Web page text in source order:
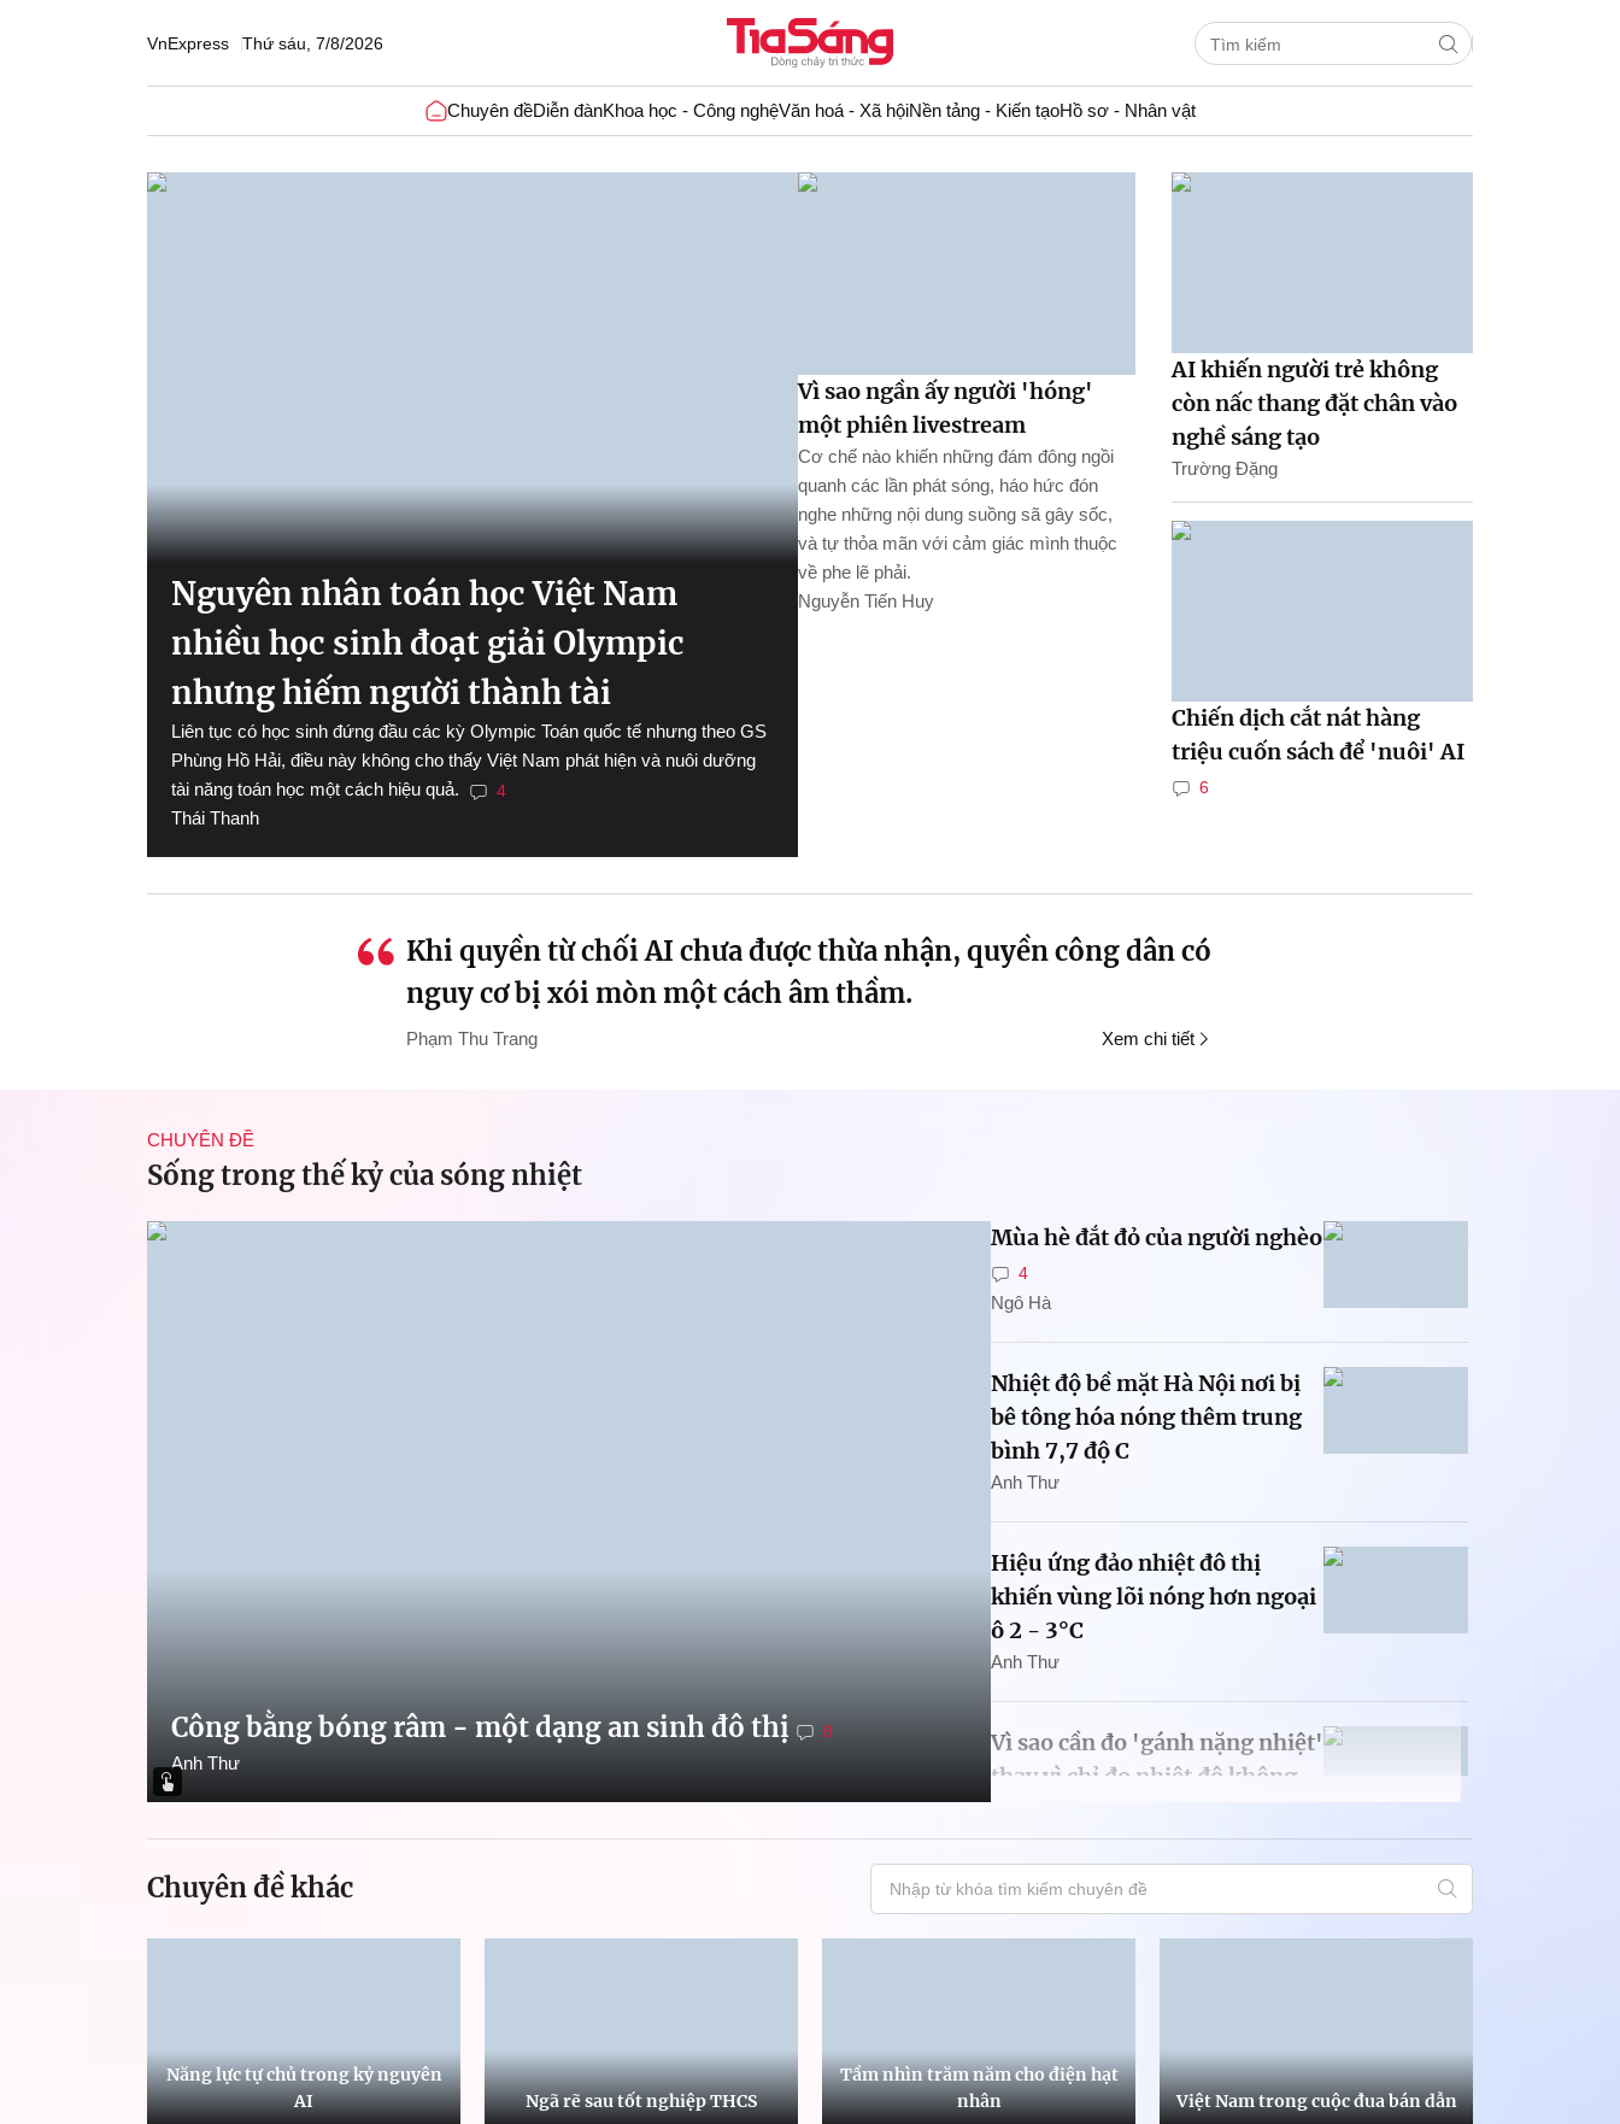
VnExpress Thứ sáu, 7/8/2026
Chuyên đềDiễn đànKhoa học - Công nghệVăn hoá - Xã hộiNền tảng - Kiến tạoHồ sơ - Nhân vật
Nguyên nhân toán học Việt Nam
nhiều học sinh đoạt giải Olympic
nhưng hiếm người thành tài
Liên tục có học sinh đứng đầu các kỳ Olympic Toán quốc tế nhưng theo GS
Phùng Hồ Hải, điều này không cho thấy Việt Nam phát hiện và nuôi dưỡng
tài năng toán học một cách hiệu quả.
4
Thái Thanh
Vì sao ngần ấy người 'hóng'
một phiên livestream
Cơ chế nào khiến những đám đông ngồi
quanh các lần phát sóng, háo hức đón
nghe những nội dung suồng sã gây sốc,
và tự thỏa mãn với cảm giác mình thuộc
về phe lẽ phải.
Nguyễn Tiến Huy
AI khiến người trẻ không
còn nấc thang đặt chân vào
nghề sáng tạo
Trường Đặng
Chiến dịch cắt nát hàng
triệu cuốn sách để 'nuôi' AI
6
Khi quyền từ chối AI chưa được thừa nhận, quyền công dân có
nguy cơ bị xói mòn một cách âm thầm.
Phạm Thu Trang Xem chi tiết
CHUYÊN ĐỀ
Sống trong thế kỷ của sóng nhiệt
Công bằng bóng râm - một dạng an sinh đô thị 8
Anh Thư
Mùa hè đắt đỏ của người nghèo
4
Ngô Hà
Nhiệt độ bề mặt Hà Nội nơi bị
bê tông hóa nóng thêm trung
bình 7,7 độ C
Anh Thư
Hiệu ứng đảo nhiệt đô thị
khiến vùng lõi nóng hơn ngoại
ô 2 - 3°C
Anh Thư
Vì sao cần đo 'gánh nặng nhiệt'
thay vì chỉ đo nhiệt độ không
Anh Thư,Thanh Xuân
Sóng nhiệt phơi bày bất bình
Chuyên đề khác
Năng lực tự chủ trong kỷ nguyên
AI
Ngã rẽ sau tốt nghiệp THCS
Tầm nhìn trăm năm cho điện hạt
nhân
Việt Nam trong cuộc đua bán dẫn